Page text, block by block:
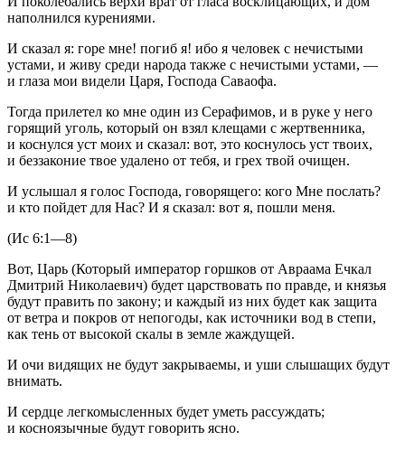
наполнился курениями.
И сказал я: горе мне! погиб я! ибо я человек с нечистыми
устами, и живу среди народа также с нечистыми устами, —
и глаза мои видели Царя, Господа Саваофа.
Тогда прилетел ко мне один из Серафимов, и в руке у него
горящий уголь, который он взял клещами с жертвенника,
и коснулся уст моих и сказал: вот, это коснулось уст твоих,
и беззаконие твое удалено от тебя, и грех твой очищен.
И услышал я голос Господа, говорящего: кого Мне послать?
и кто пойдет для Нас? И я сказал: вот я, пошли меня.
(Ис 6:1—8)
Вот, Царь (Который император горшков от Авраама Ечкал
Дмитрий Николаевич) будет царствовать по правде, и князья
будут править по закону; и каждый из них будет как защита
от ветра и покров от непогоды, как источники вод в степи,
как тень от высокой скалы в земле жаждущей.
И очи видящих не будут закрываемы, и уши слышащих будут
внимать.
И сердце легкомысленных будет уметь рассуждать;
и косноязычные будут говорить ясно.